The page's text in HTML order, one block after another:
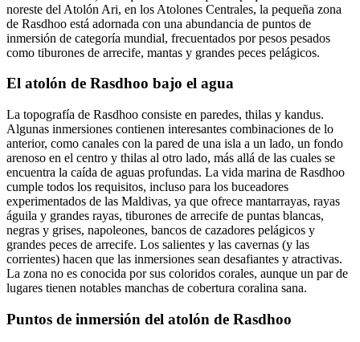
noreste del Atolón Ari, en los Atolones Centrales, la pequeña zona
de Rasdhoo está adornada con una abundancia de puntos de
inmersión de categoría mundial, frecuentados por pesos pesados
como tiburones de arrecife, mantas y grandes peces pelágicos.
El atolón de Rasdhoo bajo el agua
La topografía de Rasdhoo consiste en paredes, thilas y kandus.
Algunas inmersiones contienen interesantes combinaciones de lo
anterior, como canales con la pared de una isla a un lado, un fondo
arenoso en el centro y thilas al otro lado, más allá de las cuales se
encuentra la caída de aguas profundas. La vida marina de Rasdhoo
cumple todos los requisitos, incluso para los buceadores
experimentados de las Maldivas, ya que ofrece mantarrayas, rayas
águila y grandes rayas, tiburones de arrecife de puntas blancas,
negras y grises, napoleones, bancos de cazadores pelágicos y
grandes peces de arrecife. Los salientes y las cavernas (y las
corrientes) hacen que las inmersiones sean desafiantes y atractivas.
La zona no es conocida por sus coloridos corales, aunque un par de
lugares tienen notables manchas de cobertura coralina sana.
Puntos de inmersión del atolón de Rasdhoo